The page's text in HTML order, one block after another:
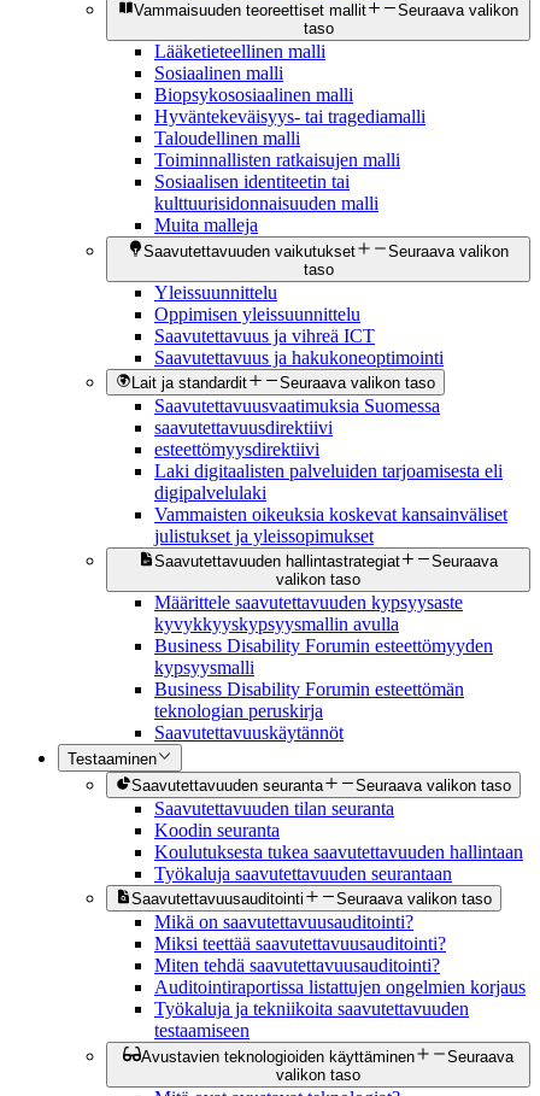
Vammaisuuden teoreettiset mallit
Seuraava valikon
taso
Lääketieteellinen malli
Sosiaalinen malli
Biopsykososiaalinen malli
Hyväntekeväisyys- tai tragediamalli
Taloudellinen malli
Toiminnallisten ratkaisujen malli
Sosiaalisen identiteetin tai
kulttuurisidonnaisuuden malli
Muita malleja
Saavutettavuuden vaikutukset
Seuraava valikon
taso
Yleissuunnittelu
Oppimisen yleissuunnittelu
Saavutettavuus ja vihreä ICT
Saavutettavuus ja hakukoneoptimointi
Lait ja standardit Seuraava valikon taso
Saavutettavuusvaatimuksia Suomessa
saavutettavuusdirektiivi
esteettömyysdirektiivi
Laki digitaalisten palveluiden tarjoamisesta eli
digipalvelulaki
Vammaisten oikeuksia koskevat kansainväliset
julistukset ja yleissopimukset
Saavutettavuuden hallintastrategiat
Seuraava
valikon taso
Määrittele saavutettavuuden kypsyysaste
kyvykkyyskypsyysmallin avulla
Business Disability Forumin esteettömyyden
kypsyysmalli
Business Disability Forumin esteettömän
teknologian peruskirja
Saavutettavuuskäytännöt
Testaaminen
Saavutettavuuden seuranta
Seuraava valikon taso
Saavutettavuuden tilan seuranta
Koodin seuranta
Koulutuksesta tukea saavutettavuuden hallintaan
Työkaluja saavutettavuuden seurantaan
Saavutettavuusauditointi Seuraava valikon taso
Mikä on saavutettavuusauditointi?
Miksi teettää saavutettavuusauditointi?
Miten tehdä saavutettavuusauditointi?
Auditointiraportissa listattujen ongelmien korjaus
Työkaluja ja tekniikoita saavutettavuuden
testaamiseen
Avustavien teknologioiden käyttäminen
Seuraava
valikon taso